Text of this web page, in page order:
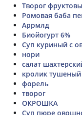
Творог
Ромовая баба
Аррмлд
Биойогурт 6%
Суп куриный с
нори
салат
кролик тушеный
форель
творог
ОКРОШКА
Суп пюре